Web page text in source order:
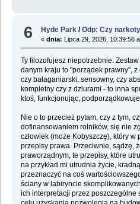
6 Hyde Park /Odp: Czy
«dnia: Lipca 29, 2026, 10:39:56
Ty filozofujesz niepotrzebnie.
danym kraju to "porządek prawny",
czy bałaganiarski, sensowny, czy
kompletny czy z dziurami - to inna
ktoś, funkcjonując,
Nie o to przecież pytam, czy z tym,
dofinansowaniem rolników, się nie
człowiek (może Kobyszczę), który w
przepisy prawa. Przeciwnie, sądzę,
praworządnym, te przepisy, które
na przykład mi utrudnia życie,
przeznaczyć na coś
ściany w labiryncie
ich interpretacji przez poszczególne